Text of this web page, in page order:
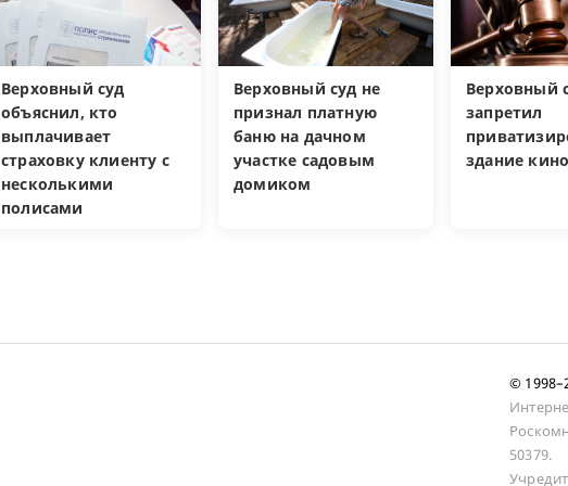
Верховный суд
объяснил, кто
выплачивает
страховку клиенту с
несколькими
полисами
Верховный суд не
признал платную
баню на дачном
участке садовым
домиком
Верховный
запретил
здание
©
50379.